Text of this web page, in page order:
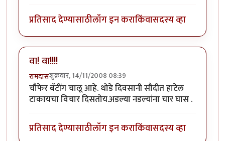
प्रतिसाद देण्यासाठीलॉग इन कराकिंवासदस्य व्हा
वा! वा!!!!
रामदासशुक्रवार, 14/11/2008 08:39
चौफेर बॅटींग चालू आहे. थोडे दिवसानी सौदीत हाटेल
टाकायचा विचार दिसतोय.अडल्या नडल्यांना चार घास .
प्रतिसाद देण्यासाठीलॉग इन कराकिंवासदस्य व्हा